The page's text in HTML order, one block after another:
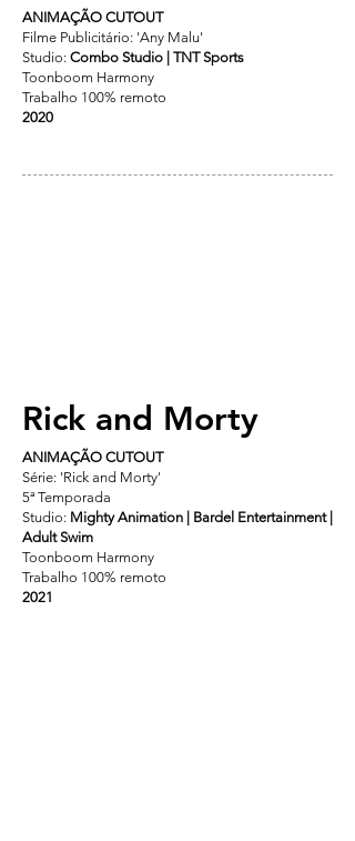
ANIMAÇÃO CUTOUT
Filme Publicitário: 'Any Malu'
Studio: Combo Studio | TNT Sports
Toonboom Harmony
Trabalho 100% remoto
2020
Rick and Morty
ANIMAÇÃO CUTOUT
Série: 'Rick and Morty'
5ª Temporada
Studio: Mighty Animation | Bardel Entertainment |
Adult Swim
Toonboom Harmony
Trabalho 100% remoto
2021